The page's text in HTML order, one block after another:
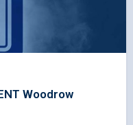
Woodrow